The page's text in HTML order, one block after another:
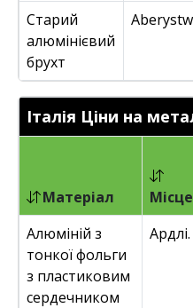
Старий
алюмінієвий
брухт
Італія Ціни на
Матеріал
Алюміній з
тонкої фольги
з пластиковим
сердечником
Ардлі.